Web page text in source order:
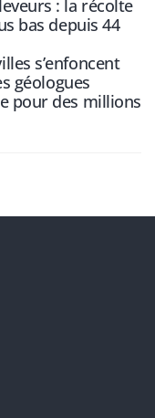
: la récolte
bas depuis 44
s’enfoncent
géologues
pour des millions